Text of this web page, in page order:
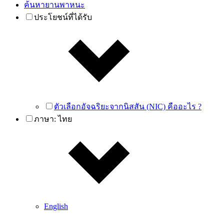
ค้นหายานพาหนะ
ประโยชน์ที่ได้รับ
ตัวเลือกอัจฉริยะจากนิสสัน (NIC) คืออะไร ?
ภาษา:ไทย
English